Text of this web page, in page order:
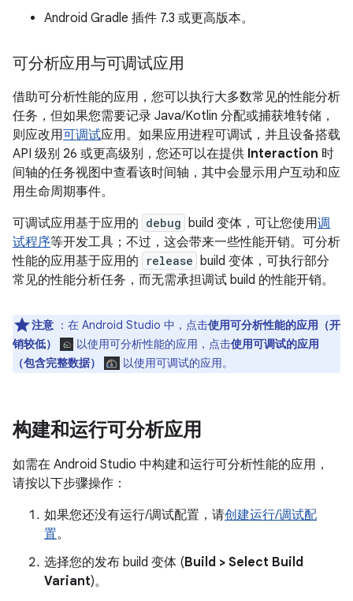
Android Gradle 插件 7.3 或更高版本。
可分析应用与可调试应用
借助可分析性能的应用，您可以执行大多数常见的性能分析
任务，但如果您需要记录 Java/Kotlin 分配或捕获堆转储，
则应改用可调试应用。如果应用进程可调试，并且设备搭载
API 级别 26 或更高级别，您还可以在提供 Interaction 时
间轴的任务视图中查看该时间轴，其中会显示用户互动和应
用生命周期事件。
可调试应用基于应用的 debug build 变体，可让您使用调
试程序等开发工具；不过，这会带来一些性能开销。可分析
性能的应用基于应用的
release build 变体，可执行部分
常见的性能分析任务，而无需承担调试 build 的性能开销。
注意 ：在 Android Studio 中，点击使用可分析性能的应用（开
销较低）
以使用可分析性能的应用，点击使用可调试的应用
（包含完整数据）
以使用可调试的应用。
构建和运行可分析应用
如需在 Android Studio 中构建和运行可分析性能的应用，
请按以下步骤操作：
如果您还没有运行/调试配置，请创建运行/调试配
置。
选择您的发布 build 变体 (Build > Select Build
Variant)。